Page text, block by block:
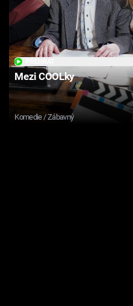
Mezi COOLky
Komedie / Zábavný